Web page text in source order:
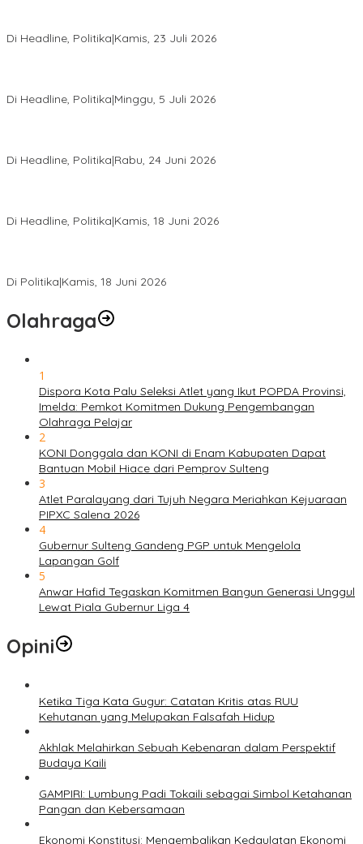
Di Headline, Politika|Kamis, 23 Juli 2026
Di Headline, Politika|Minggu, 5 Juli 2026
Di Headline, Politika|Rabu, 24 Juni 2026
Di Headline, Politika|Kamis, 18 Juni 2026
Di Politika|Kamis, 18 Juni 2026
Olahraga
1
Dispora Kota Palu Seleksi Atlet yang Ikut POPDA Provinsi,
Imelda: Pemkot Komitmen Dukung Pengembangan
Olahraga Pelajar
2
KONI Donggala dan KONI di Enam Kabupaten Dapat
Bantuan Mobil Hiace dari Pemprov Sulteng
3
Atlet Paralayang dari Tujuh Negara Meriahkan Kejuaraan
PIPXC Salena 2026
4
Gubernur Sulteng Gandeng PGP untuk Mengelola
Lapangan Golf
5
Anwar Hafid Tegaskan Komitmen Bangun Generasi Unggul
Lewat Piala Gubernur Liga 4
Opini
Ketika Tiga Kata Gugur: Catatan Kritis atas RUU
Kehutanan yang Melupakan Falsafah Hidup
Akhlak Melahirkan Sebuah Kebenaran dalam Perspektif
Budaya Kaili
GAMPIRI: Lumbung Padi Tokaili sebagai Simbol Ketahanan
Pangan dan Kebersamaan
Ekonomi Konstitusi: Mengembalikan Kedaulatan Ekonomi